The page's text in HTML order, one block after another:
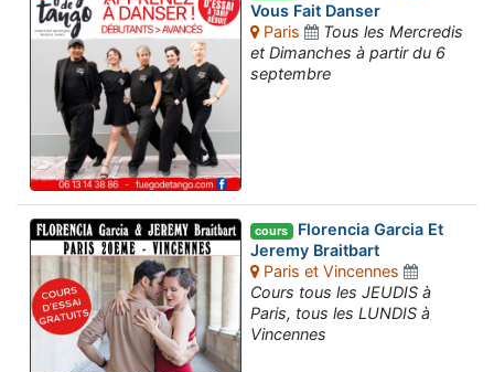
Vous Fait Danser
Paris
Tous les Mercredis
et Dimanches à partir du 6
septembre
cours Florencia Garcia Et
Jeremy Braitbart
Paris et Vincennes
Cours tous les JEUDIS à
Paris, tous les LUNDIS à
Vincennes